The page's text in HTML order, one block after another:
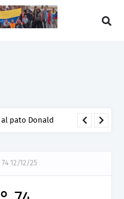
al pato Donald
12/12/25